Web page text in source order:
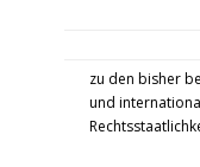
zu den bisher
und